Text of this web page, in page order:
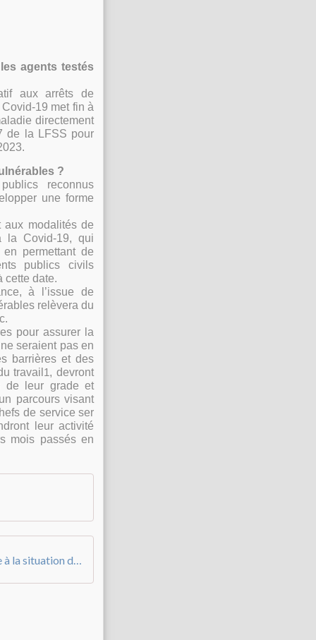
agents testés
aux arrêts de
-19 met fin à
directement
de la LFSS pour
.
?
reconnus
une forme
aux modalités de
la Covid-19, qui
permettant de
publics civils
cette date.
à l’issue de
relèvera du
pour assurer la
seraient pas en
barrières et des
travail 1 , devront
de
leur grade et
parcours visant
de service ser
leur activité
mois passés en